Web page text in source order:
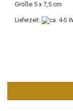
Größe 5 x 7,5 cm
Lieferzeit: